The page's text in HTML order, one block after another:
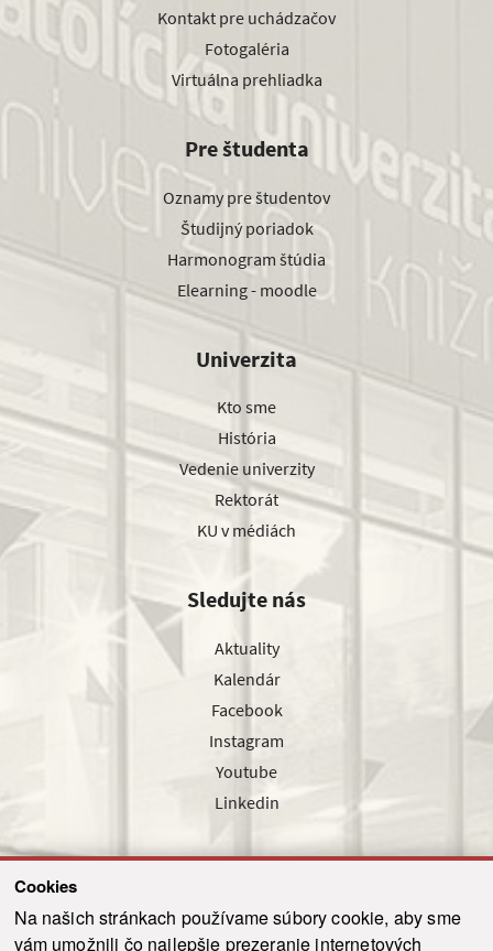
Cookies
Na našich stránkach používame súbory cookie, aby sme
vám umožnili čo najlepšie prezeranie internetových
Kontakt pre uchádzačov
Fotogaléria
Virtuálna prehliadka
Pre študenta
Oznamy pre študentov
Študijný poriadok
Harmonogram štúdia
Elearning - moodle
Univerzita
Kto sme
História
Vedenie univerzity
Rektorát
KU v médiách
Sledujte nás
Aktuality
Kalendár
Facebook
Instagram
Youtube
Linkedin